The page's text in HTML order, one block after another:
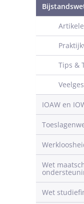
Tips &
IOAW en
Wet
Wet